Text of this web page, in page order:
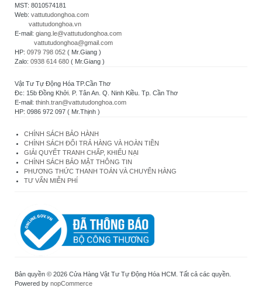
MST: 8010574181
Web: vattutudonghoa.com
vattutudonghoa.vn
E-mail: giang.le@vattutudonghoa.com
vattutudonghoa@gmail.com
HP: 0979 798 052 ( Mr.Giang )
Zalo: 0938 614 680 ( Mr.Giang )
Vật Tư Tự Động Hóa TP.Cần Thơ
Đc: 15b Đồng Khởi. P. Tân An. Q. Ninh Kiều. Tp. Cần Thơ
E-mail: thinh.tran@vattutudonghoa.com
HP: 0986 972 097 ( Mr.Thịnh )
CHÍNH SÁCH BẢO HÀNH
CHÍNH SÁCH ĐỔI TRẢ HÀNG VÀ HOÀN TIỀN
GIẢI QUYẾT TRANH CHẤP, KHIẾU NẠI
CHÍNH SÁCH BẢO MẬT THÔNG TIN
PHƯƠNG THỨC THANH TOÁN VÀ CHUYỂN HÀNG
TƯ VẤN MIỄN PHÍ
Bản quyền © 2026 Cửa Hàng Vật Tư Tự Động Hóa HCM. Tất cả các quyền.
Powered by nopCommerce